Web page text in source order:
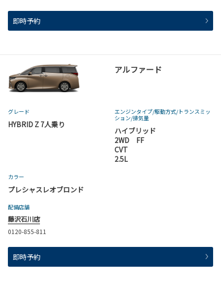
ご自宅近くの店舗選択が便利！
普段使う道やご自宅の車庫入れが気軽に試せます。
※試乗車がご希望の店舗に無い場合、お取り寄せ致
詳細は、
初めての試乗ガイド よくあるご質問
ください。
即時予約
アルファード
グレード
HYBRID Z 7人乗り
エンジンタイプ/駆動方式/トランスミッ
ション/排気量
ハイブリッド
2WD FF
CVT
2.5L
カラー
プレシャスレオブロンド
配備店舗
藤沢石川店
0120-855-811
即時予約